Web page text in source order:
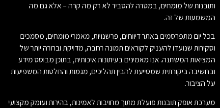
ותובנות של מומחים, במטרה להסביר לא רק מה קרה – אלא גם מה
המשמעות של זה.
בכל יום מתפרסמים באתר דיווחים, פרשנויות, מאמרי מומחים, מסמכים
וסקירות שנועדו להעניק לקוראים תמונה רחבה, מדויקת וברורה יותר של
המציאות המשתנה. אנו מאמינים בעיתונות איכותית, בתוכן מבוסס מידע
ובחשיבה ביקורתית שמסייעת להבין תהליכים, מגמות והחלטות המשפיעות
על הציבור.
מערכת אופק תובנות פועלת מתוך מחויבות לאמינות, בהירות ועומק מקצועי